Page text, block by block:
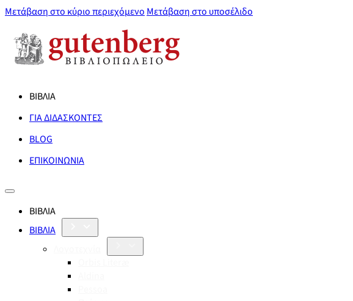
Μετάβαση στο κύριο περιεχόμενο Μετάβαση στο υποσέλιδο
ΒΙΒΛΙΑ
ΓΙΑ ΔΙΔΑΣΚΟΝΤΕΣ
BLOG
ΕΠΙΚΟΙΝΩΝΙΑ
ΒΙΒΛΙΑ
ΒΙΒΛΙΑ